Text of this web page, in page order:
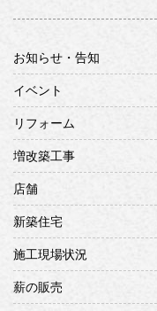
お知らせ・告知
イベント
リフォーム
増改築工事
店舗
新築住宅
施工現場状況
薪の販売